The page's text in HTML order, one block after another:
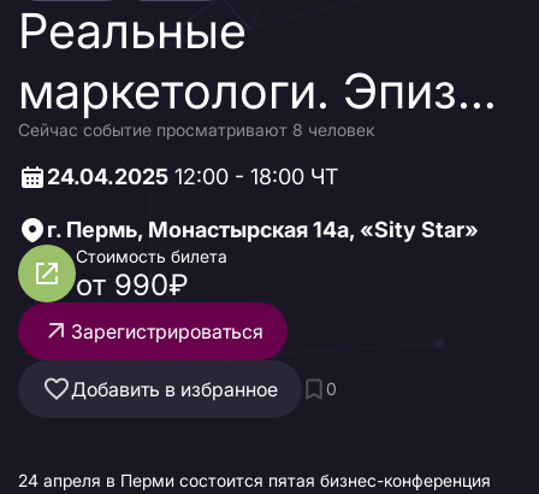
Реальные
маркетологи. Эпизод
5: связи и связки
Сейчас событие просматривают 8 человек
24.04.2025 12:00 - 18:00 ЧТ
г. Пермь, Монастырская 14а, «Sity Star»
Стоимость билета
от 990₽
Зарегистрироваться
Добавить в избранное 0
24 апреля в Перми состоится пятая бизнес-конференция